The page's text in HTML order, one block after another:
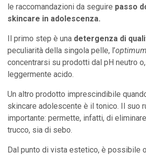
le raccomandazioni da seguire passo
skincare in adolescenza.
Il primo step è una detergenza di
peculiarità della singola pelle, l’optimum
concentrarsi su prodotti dal pH neutro
leggermente acido.
Un altro prodotto imprescindibile
skincare adolescente è il tonico. Il suo
importante: permette, infatti, di
trucco, sia di sebo.
Dal punto di vista estetico, è possibile